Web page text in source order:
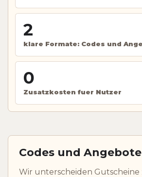
2
klare Formate: Codes und
0
Zusatzkosten fuer Nutzer
Codes und
Wir unterscheiden Gutscheine